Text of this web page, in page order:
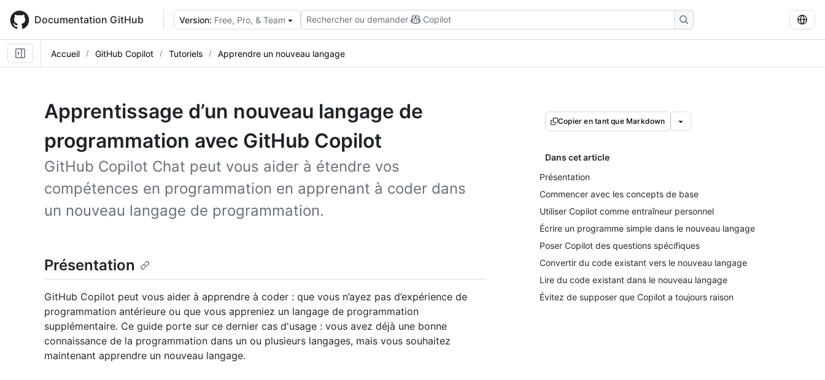
main
content
Documentation GitHub Version: Free, Pro, & Team Rechercher ou demander Copilot
Accueil GitHub Copilot Tutoriels Apprendre un nouveau langage
Apprentissage d’un nouveau langage de
programmation avec GitHub Copilot
GitHub Copilot Chat peut vous aider à étendre vos
compétences en programmation en apprenant à coder dans
un nouveau langage de programmation.
Copier en tant que Markdown
Dans cet article
Présentation
Commencer avec les concepts de base
Utiliser Copilot comme entraîneur personnel
Écrire un programme simple dans le nouveau langage
Poser Copilot des questions spécifiques
Convertir du code existant vers le nouveau langage
Lire du code existant dans le nouveau langage
Évitez de supposer que Copilot a toujours raison
Présentation
GitHub Copilot peut vous aider à apprendre à coder : que vous n’ayez pas d’expérience de
programmation antérieure ou que vous appreniez un langage de programmation
supplémentaire. Ce guide porte sur ce dernier cas d'usage : vous avez déjà une bonne
connaissance de la programmation dans un ou plusieurs langages, mais vous souhaitez
maintenant apprendre un nouveau langage.